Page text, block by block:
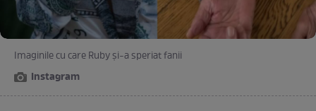
Imaginile cu care Ruby și-a speriat fanii
Instagram